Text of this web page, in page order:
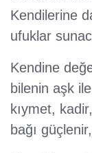
Kendilerine
ufuklar
Kendine
bilenin aşk
kıymet,
bağı